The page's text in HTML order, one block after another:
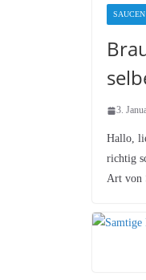
3.
Hallo,
richtig
Art von